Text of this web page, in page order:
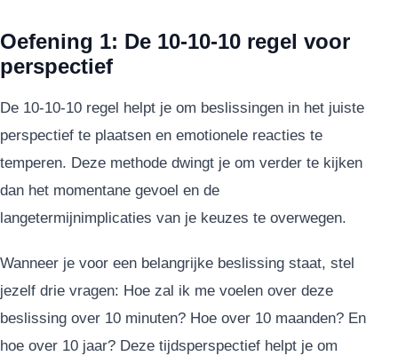
Oefening 1: De 10-10-10 regel voor
perspectief
De 10-10-10 regel helpt je om beslissingen in het juiste
perspectief te plaatsen en emotionele reacties te
temperen. Deze methode dwingt je om verder te kijken
dan het momentane gevoel en de
langetermijnimplicaties van je keuzes te overwegen.
Wanneer je voor een belangrijke beslissing staat, stel
jezelf drie vragen: Hoe zal ik me voelen over deze
beslissing over 10 minuten? Hoe over 10 maanden? En
hoe over 10 jaar? Deze tijdsperspectief helpt je om